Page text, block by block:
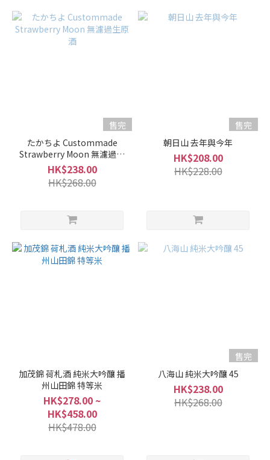
售完
たかちよ Custommade
Strawberry Moon 無濾過生
原酒
HK$238.00
HK$268.00
售完
朝日山 去年與今年
HK$208.00
HK$228.00
加茂錦 荷札酒 純米大吟釀 播
州山田錦 特等米
HK$278.00 ~
HK$458.00
HK$478.00
售完
八海山 純米大吟釀 45
HK$238.00
HK$268.00